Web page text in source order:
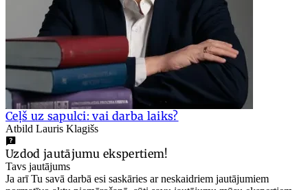
Ceļš uz sapulci: vai darba laiks?
Atbild Lauris Klagišs
Uzdod jautājumu ekspertiem!
Tavs jautājums
Ja arī Tu savā darbā esi saskāries ar neskaidriem jautājumiem